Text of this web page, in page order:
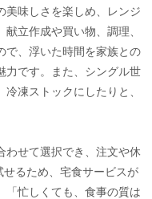
美味しさを楽しめ、レンジ
立作成や買い物、調理、
で、浮いた時間を家族との
力です。また、シングル世
凍ストックにしたりと、
わせて選択でき、注文や休
るため、宅食サービスが
「忙しくても、食事の質は